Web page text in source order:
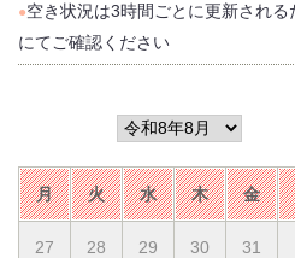
●空き状況は3時間ごとに更新され
にてご確認ください
月 火 水 木 金
27 28 29 30 31